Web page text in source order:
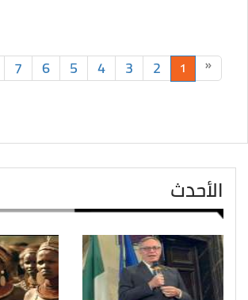
«
1
2
3
4
5
6
7
الأحدث